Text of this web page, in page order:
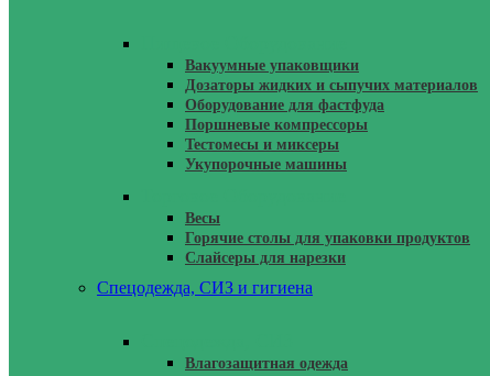
Вакуумные упаковщики
Дозаторы жидких и сыпучих материалов
Оборудование для фастфуда
Поршневые компрессоры
Тестомесы и миксеры
Укупорочные машины
Весы
Горячие столы для упаковки продуктов
Слайсеры для нарезки
Спецодежда, СИЗ и гигиена
Влагозащитная одежда